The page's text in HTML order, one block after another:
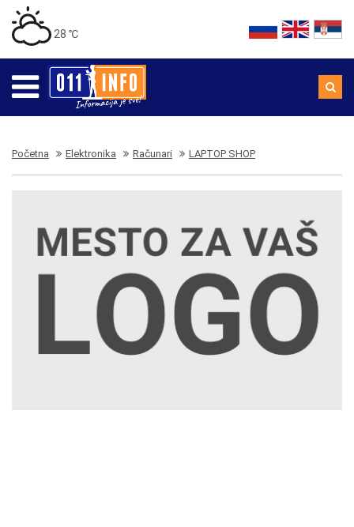
28 ℃
Početna Elektronika Računari LAPTOP SHOP